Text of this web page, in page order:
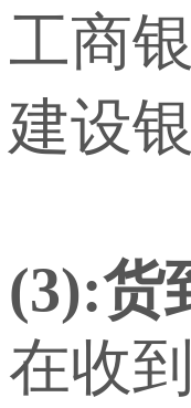
工商
建设
(3):货
在收